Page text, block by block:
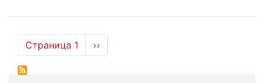
Нумерация
страниц
Страница 1
Следующая
страница
››